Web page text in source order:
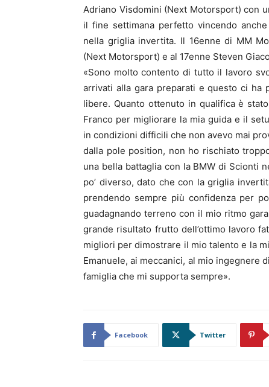
Adriano Visdomini (Next Motorsport) con
il fine settimana perfetto vincendo
nella griglia invertita. Il 16enne di MM
(Next Motorsport) e al 17enne Steven
«Sono molto contento di tutto il lavoro
arrivati alla gara preparati e questo ci
libere. Quanto ottenuto in qualifica è
Franco per migliorare la mia guida e il
in condizioni difficili che non avevo mai
dalla pole position, non ho rischiato
una bella battaglia con la BMW di Scionti
po’ diverso, dato che con la griglia
prendendo sempre più confidenza per
guadagnando terreno con il mio ritmo
grande risultato frutto dell’ottimo lavoro
migliori per dimostrare il mio talento e la
Emanuele, ai meccanici, al mio ingegnere
famiglia che mi supporta sempre».
Facebook Twitter